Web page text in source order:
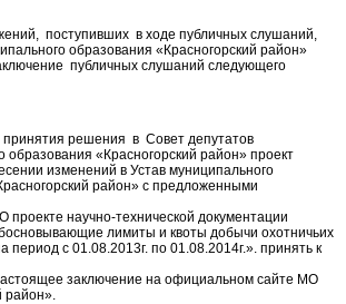
поступивших в ходе публичных слушаний,
образования «Красногорский район»
публичных слушаний следующего
решения в Совет депутатов
образования «Красногорский район» проект
изменений в Устав муниципального
район» с предложенными
научно-технической документации
лимиты и квоты добычи охотничьих
период с 01.08.2013г. по 01.08.2014г.». принять к
заключение на официальном сайте МО
район».